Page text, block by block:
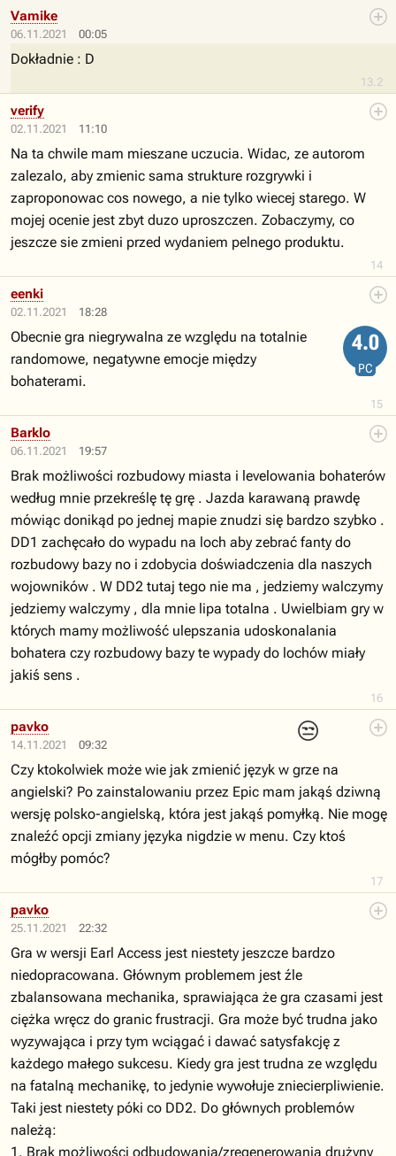
06.11.2021 00:05
13.2
Vamike
Dokładnie : D
02.11.2021 11:10
14
verify
Na ta chwile mam mieszane uczucia. Widac, ze autorom
zalezalo, aby zmienic sama strukture rozgrywki i
zaproponowac cos nowego, a nie tylko wiecej starego. W
mojej ocenie jest zbyt duzo uproszczen. Zobaczymy, co
jeszcze sie zmieni przed wydaniem pelnego produktu.
02.11.2021 18:28
15
eenki
4.0
PC
Obecnie gra niegrywalna ze względu na totalnie
randomowe, negatywne emocje między
bohaterami.
06.11.2021 19:57
16
Barklo
Brak możliwości rozbudowy miasta i levelowania bohaterów
według mnie przekreślę tę grę . Jazda karawaną prawdę
mówiąc donikąd po jednej mapie znudzi się bardzo szybko .
DD1 zachęcało do wypadu na loch aby zebrać fanty do
rozbudowy bazy no i zdobycia doświadczenia dla naszych
wojowników . W DD2 tutaj tego nie ma , jedziemy walczymy
jedziemy walczymy , dla mnie lipa totalna . Uwielbiam gry w
których mamy możliwość ulepszania udoskonalania
bohatera czy rozbudowy bazy te wypady do lochów miały
jakiś sens .
14.11.2021 09:32
😒
17
pavko
Czy ktokolwiek może wie jak zmienić język w grze na
angielski? Po zainstalowaniu przez Epic mam jakąś dziwną
wersję polsko-angielską, która jest jakąś pomyłką. Nie mogę
znaleźć opcji zmiany języka nigdzie w menu. Czy ktoś
mógłby pomóc?
25.11.2021 22:32
pavko
Gra w wersji Earl Access jest niestety jeszcze bardzo
niedopracowana. Głównym problemem jest źle
zbalansowana mechanika, sprawiająca że gra czasami jest
ciężka wręcz do granic frustracji. Gra może być trudna jako
wyzywająca i przy tym wciągać i dawać satysfakcję z
każdego małego sukcesu. Kiedy gra jest trudna ze względu
na fatalną mechanikę, to jedynie wywołuje zniecierpliwienie.
Taki jest niestety póki co DD2. Do głównych problemów
należą:
1. Brak możliwości odbudowania/zregenerowania drużyny